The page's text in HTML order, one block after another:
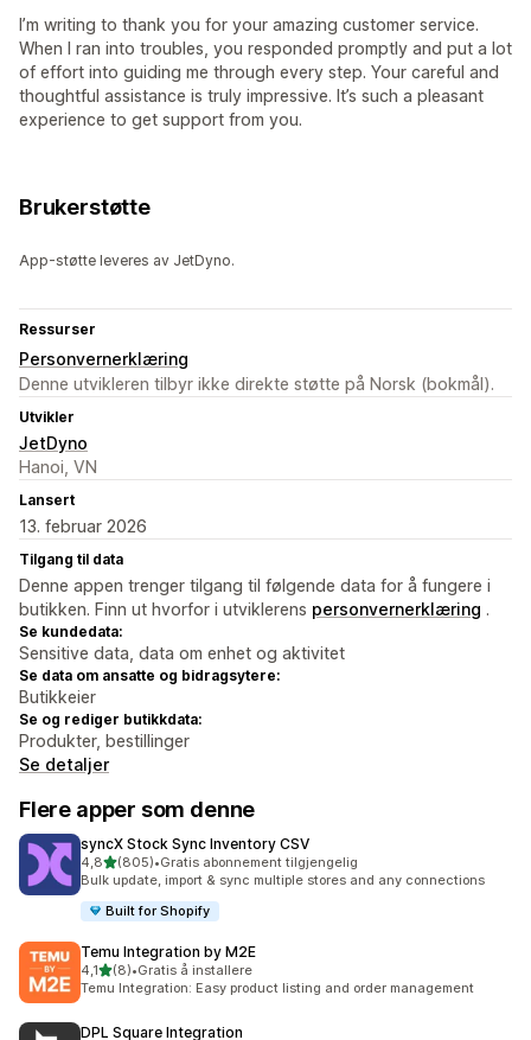
I’m writing to thank you for your amazing customer service.
When I ran into troubles, you responded promptly and put a lot
of effort into guiding me through every step. Your careful and
thoughtful assistance is truly impressive. It’s such a pleasant
experience to get support from you.
Brukerstøtte
App-støtte leveres av JetDyno.
Ressurser
Personvernerklæring
Denne utvikleren tilbyr ikke direkte støtte på Norsk (bokmål).
Utvikler
JetDyno
Hanoi, VN
Lansert
13. februar 2026
Tilgang til data
Denne appen trenger tilgang til følgende data for å fungere i
butikken. Finn ut hvorfor i utviklerens personvernerklæring .
Se kundedata:
Sensitive data, data om enhet og aktivitet
Se data om ansatte og bidragsytere:
Butikkeier
Se og rediger butikkdata:
Produkter, bestillinger
Se detaljer
Flere apper som denne
syncX Stock Sync Inventory CSV
4,8av 5 stjerner
(805)
Totalt 805 omtaler
•Gratis abonnement tilgjengelig
Bulk update, import & sync multiple stores and any connections
Built for Shopify
Temu Integration by M2E
4,1av 5 stjerner
(8)
Totalt 8 omtaler
•Gratis å installere
Temu Integration: Easy product listing and order management
DPL Square Integration